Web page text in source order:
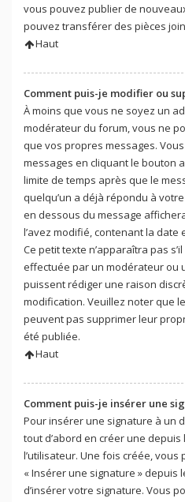
vous pouvez publier de
pouvez transférer des pièces
Haut
Comment puis-je modifier ou
À moins que vous ne soyez un
modérateur du forum, vous ne
que vos propres messages.
messages en cliquant le bouton
limite de temps après que le
quelqu’un a déjà répondu à
en dessous du message
l’avez modifié, contenant la date
Ce petit texte n’apparaîtra pas
effectuée par un modérateur ou
puissent rédiger une raison
modification. Veuillez noter que
peuvent pas supprimer leur
été publiée.
Haut
Comment puis-je insérer une
Pour insérer une signature à un
tout d’abord en créer une
l’utilisateur. Une fois créée, vous
« Insérer une signature »
d’insérer votre signature. Vous